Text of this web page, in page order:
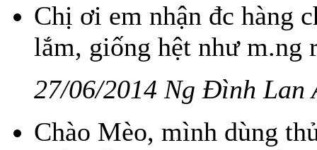
Chị ơi em nhận đc hàng
lắm, giống hệt như m.ng
27/06/2014 Ng Đình Lan
Chào Mèo, mình dùng